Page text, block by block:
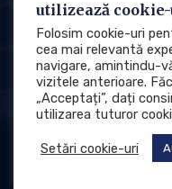
Poliția locală
Protecția datelor cu caracter
Primăria Municipiului
utilizează
Folosim cookie-uri
cea mai relevantă
navigare, amintindu-
vizitele anterioare.
„Acceptați”, dați
utilizarea tuturor
Setări cookie-uri